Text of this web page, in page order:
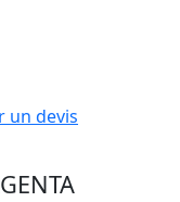
un devis